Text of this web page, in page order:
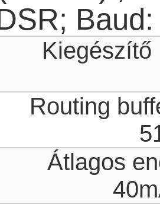
Kiegészítő
Routing
Átlagos